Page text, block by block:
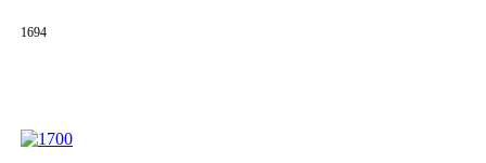
1694